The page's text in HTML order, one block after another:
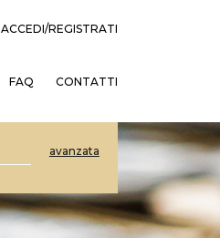
ACCEDI/REGISTRATI
FAQ CONTATTI
avanzata